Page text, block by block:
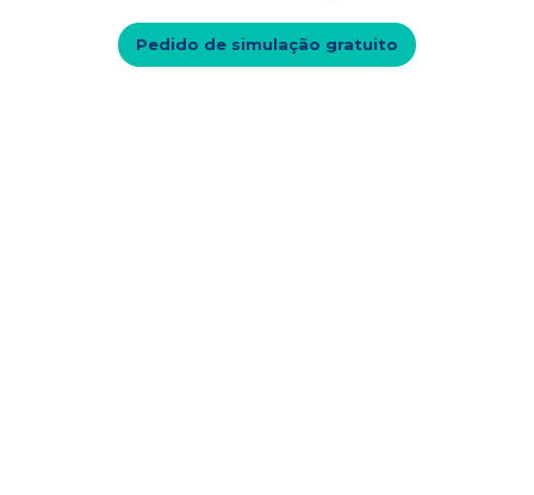
Pedido de simulação gratuito